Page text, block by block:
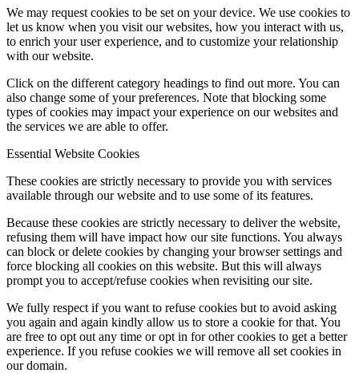
We may request cookies to be set on your device. We use cookies to
let us know when you visit our websites, how you interact with us,
to enrich your user experience, and to customize your relationship
with our website.
Click on the different category headings to find out more. You can
also change some of your preferences. Note that blocking some
types of cookies may impact your experience on our websites and
the services we are able to offer.
Essential Website Cookies
These cookies are strictly necessary to provide you with services
available through our website and to use some of its features.
Because these cookies are strictly necessary to deliver the website,
refusing them will have impact how our site functions. You always
can block or delete cookies by changing your browser settings and
force blocking all cookies on this website. But this will always
prompt you to accept/refuse cookies when revisiting our site.
We fully respect if you want to refuse cookies but to avoid asking
you again and again kindly allow us to store a cookie for that. You
are free to opt out any time or opt in for other cookies to get a better
experience. If you refuse cookies we will remove all set cookies in
our domain.